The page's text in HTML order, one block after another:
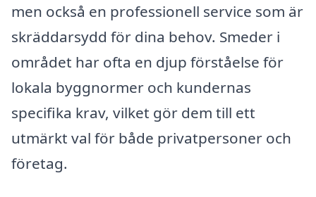
men också en professionell service som är
skräddarsydd för dina behov. Smeder i
området har ofta en djup förståelse för
lokala byggnormer och kundernas
specifika krav, vilket gör dem till ett
utmärkt val för både privatpersoner och
företag.